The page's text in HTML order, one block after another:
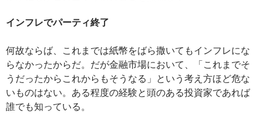
インフレでパーティ終了
何故ならば、これまでは紙幣をばら撒いてもインフレにな
らなかったからだ。だが金融市場において、「これまでそ
うだったからこれからもそうなる」という考え方ほど危な
いものはない。ある程度の経験と頭のある投資家であれば
誰でも知っている。